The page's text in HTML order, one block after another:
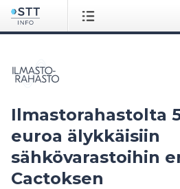
Ilmastorahastolta
euroa älykkäisiin
sähkövarastoihin
Cactoksen